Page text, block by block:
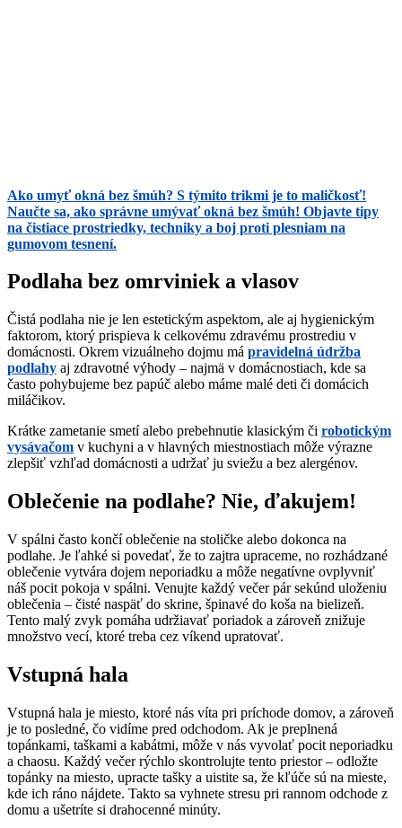
Ako umyť okná bez šmúh? S týmito trikmi je to maličkosť!
Naučte sa, ako správne umývať okná bez šmúh! Objavte tipy
na čistiace prostriedky, techniky a boj proti plesniam na
gumovom tesnení.
Podlaha bez omrviniek a vlasov
Čistá podlaha nie je len estetickým aspektom, ale aj hygienickým
faktorom, ktorý prispieva k celkovému zdravému prostrediu v
domácnosti. Okrem vizuálneho dojmu má pravidelná údržba
podlahy aj zdravotné výhody – najmä v domácnostiach, kde sa
často pohybujeme bez papúč alebo máme malé deti či domácich
miláčikov.
Krátke zametanie smetí alebo prebehnutie klasickým či robotickým
vysávačom v kuchyni a v hlavných miestnostiach môže výrazne
zlepšiť vzhľad domácnosti a udržať ju sviežu a bez alergénov.
Oblečenie na podlahe? Nie, ďakujem!
V spálni často končí oblečenie na stoličke alebo dokonca na
podlahe. Je ľahké si povedať, že to zajtra upraceme, no rozhádzané
oblečenie vytvára dojem neporiadku a môže negatívne ovplyvniť
náš pocit pokoja v spálni. Venujte každý večer pár sekúnd uloženiu
oblečenia – čisté naspäť do skrine, špinavé do koša na bielizeň.
Tento malý zvyk pomáha udržiavať poriadok a zároveň znižuje
množstvo vecí, ktoré treba cez víkend upratovať.
Vstupná hala
Vstupná hala je miesto, ktoré nás víta pri príchode domov, a zároveň
je to posledné, čo vidíme pred odchodom. Ak je preplnená
topánkami, taškami a kabátmi, môže v nás vyvolať pocit neporiadku
a chaosu. Každý večer rýchlo skontrolujte tento priestor – odložte
topánky na miesto, upracte tašky a uistite sa, že kľúče sú na mieste,
kde ich ráno nájdete. Takto sa vyhnete stresu pri rannom odchode z
domu a ušetríte si drahocenné minúty.